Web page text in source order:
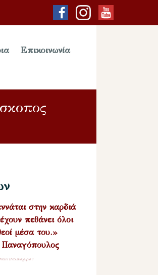
Επικοινωνία
στην καρδιά
πεθάνει όλοι
μέσα του.»
Παναγόπουλος
Παλαιοχωρίου